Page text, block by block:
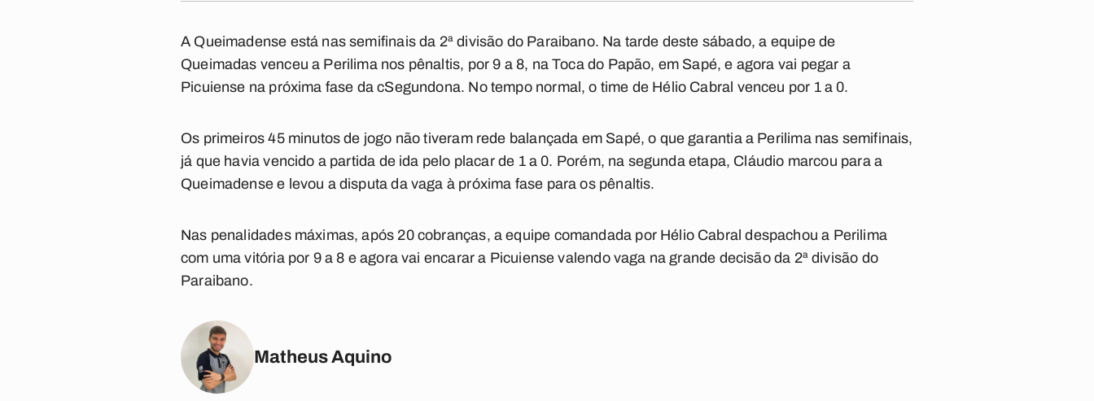
A Queimadense está nas semifinais da 2ª divisão do Paraibano. Na tarde deste sábado, a equipe de
Queimadas venceu a Perilima nos pênaltis, por 9 a 8, na Toca do Papão, em Sapé, e agora vai pegar a
Picuiense na próxima fase da cSegundona. No tempo normal, o time de Hélio Cabral venceu por 1 a 0.
Os primeiros 45 minutos de jogo não tiveram rede balançada em Sapé, o que garantia a Perilima nas semifinais,
já que havia vencido a partida de ida pelo placar de 1 a 0. Porém, na segunda etapa, Cláudio marcou para a
Queimadense e levou a disputa da vaga à próxima fase para os pênaltis.
Nas penalidades máximas, após 20 cobranças, a equipe comandada por Hélio Cabral despachou a Perilima
com uma vitória por 9 a 8 e agora vai encarar a Picuiense valendo vaga na grande decisão da 2ª divisão do
Paraibano.
Matheus Aquino